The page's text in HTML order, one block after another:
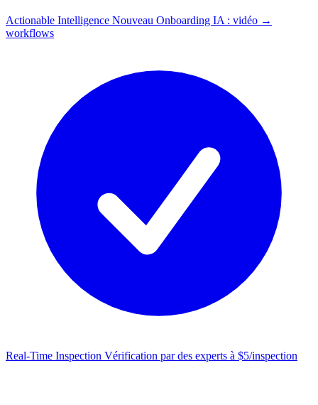
Actionable Intelligence Nouveau Onboarding IA : vidéo →
workflows
Real-Time Inspection Vérification par des experts à $5/inspection